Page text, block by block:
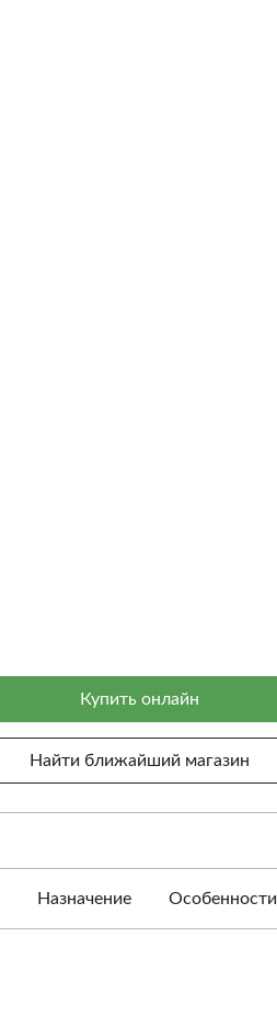
Купить онлайн
Найти ближайший магазин
Назначение Особенности